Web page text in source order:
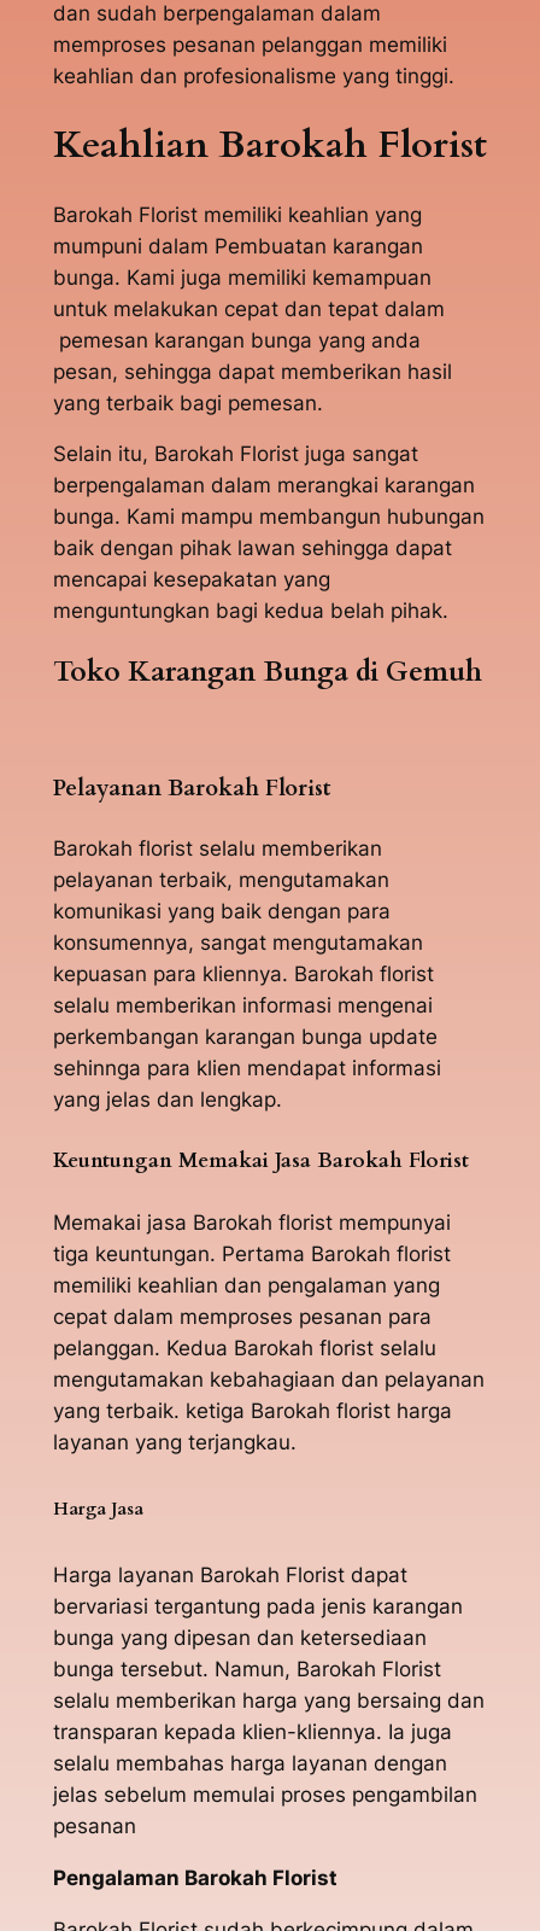
dan sudah berpengalaman dalam
memproses pesanan pelanggan memiliki
keahlian dan profesionalisme yang tinggi.
Keahlian Barokah Florist
Barokah Florist memiliki keahlian yang
mumpuni dalam Pembuatan karangan
bunga. Kami juga memiliki kemampuan
untuk melakukan cepat dan tepat dalam
pemesan karangan bunga yang anda
pesan, sehingga dapat memberikan hasil
yang terbaik bagi pemesan.
Selain itu, Barokah Florist juga sangat
berpengalaman dalam merangkai karangan
bunga. Kami mampu membangun hubungan
baik dengan pihak lawan sehingga dapat
mencapai kesepakatan yang
menguntungkan bagi kedua belah pihak.
Toko Karangan Bunga di Gemuh
Pelayanan Barokah Florist
Barokah florist selalu memberikan
pelayanan terbaik, mengutamakan
komunikasi yang baik dengan para
konsumennya, sangat mengutamakan
kepuasan para kliennya. Barokah florist
selalu memberikan informasi mengenai
perkembangan karangan bunga update
sehinnga para klien mendapat informasi
yang jelas dan lengkap.
Keuntungan Memakai Jasa Barokah Florist
Memakai jasa Barokah florist mempunyai
tiga keuntungan. Pertama Barokah florist
memiliki keahlian dan pengalaman yang
cepat dalam memproses pesanan para
pelanggan. Kedua Barokah florist selalu
mengutamakan kebahagiaan dan pelayanan
yang terbaik. ketiga Barokah florist harga
layanan yang terjangkau.
Harga Jasa
Harga layanan Barokah Florist dapat
bervariasi tergantung pada jenis karangan
bunga yang dipesan dan ketersediaan
bunga tersebut. Namun, Barokah Florist
selalu memberikan harga yang bersaing dan
transparan kepada klien-kliennya. Ia juga
selalu membahas harga layanan dengan
jelas sebelum memulai proses pengambilan
pesanan
Pengalaman Barokah Florist